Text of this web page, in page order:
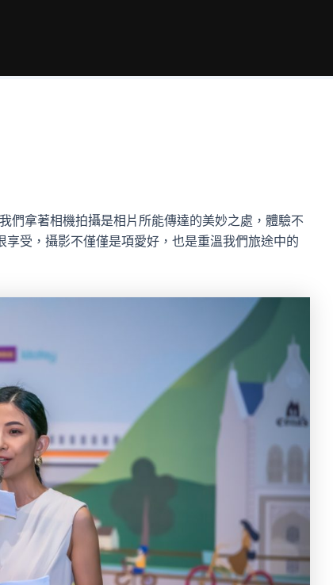
們拿著相機拍攝是相片所能傳達的美妙之處，體驗不
受，攝影不僅僅是項愛好，也是重溫我們旅途中的